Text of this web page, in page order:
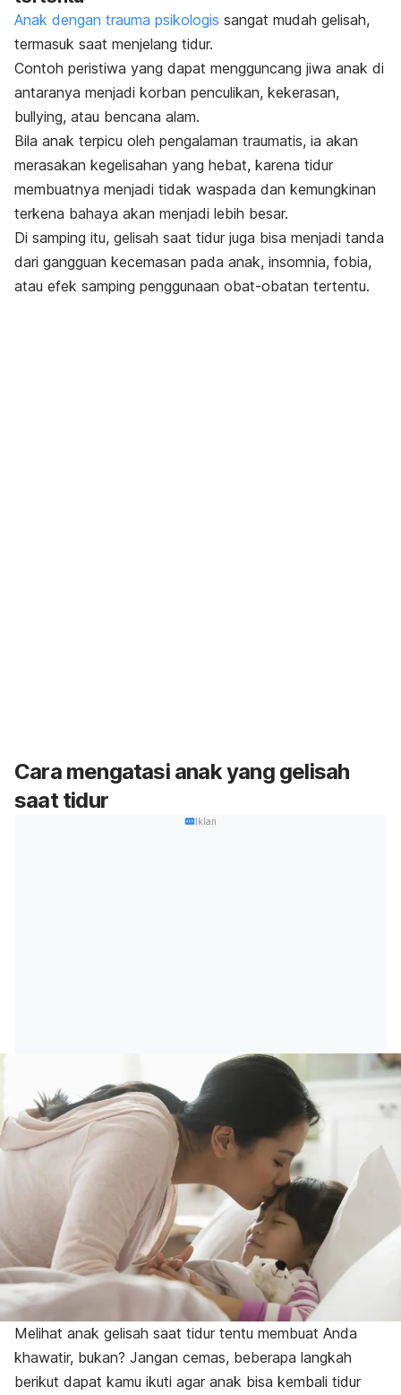
Anak dengan trauma psikologis sangat mudah gelisah,
termasuk saat menjelang tidur.
Contoh peristiwa yang dapat mengguncang jiwa anak di
antaranya menjadi korban penculikan, kekerasan,
bullying, atau bencana alam.
Bila anak terpicu oleh pengalaman traumatis, ia akan
merasakan kegelisahan yang hebat, karena tidur
membuatnya menjadi tidak waspada dan kemungkinan
terkena bahaya akan menjadi lebih besar.
Di samping itu, gelisah saat tidur juga bisa menjadi tanda
dari gangguan kecemasan pada anak, insomnia, fobia,
atau efek samping penggunaan obat-obatan tertentu.
Cara mengatasi anak yang gelisah
saat tidur
Iklan
Melihat anak gelisah saat tidur tentu membuat Anda
khawatir, bukan? Jangan cemas, beberapa langkah
berikut dapat kamu ikuti agar anak bisa kembali tidur